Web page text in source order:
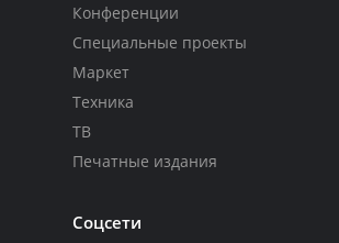
Конференции
Специальные проекты
Маркет
Техника
ТВ
Печатные издания
Соцсети